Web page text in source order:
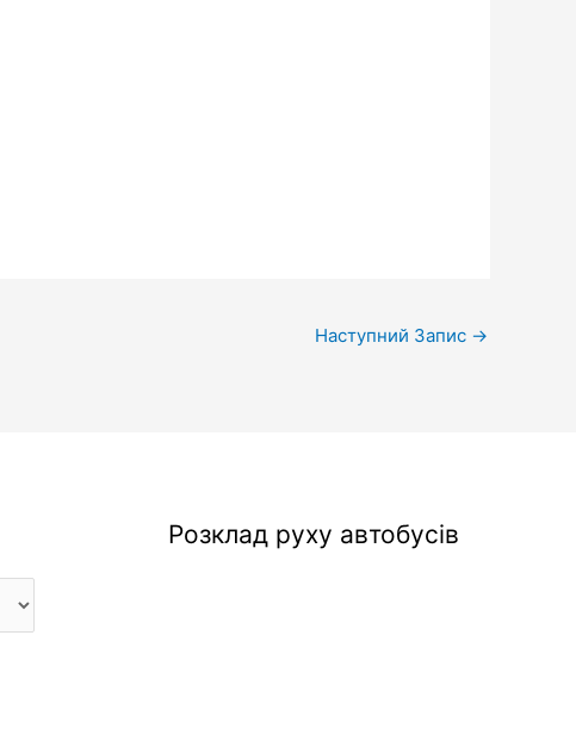
Наступний Запис →
Розклад руху автобусів